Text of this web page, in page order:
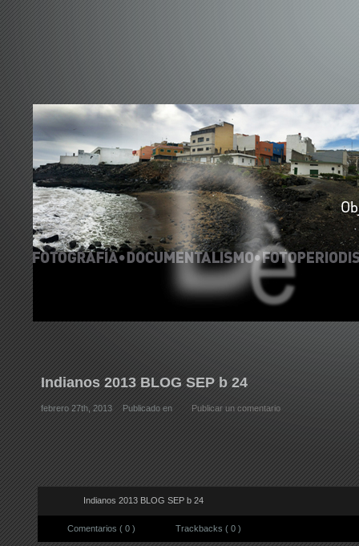
Indianos 2013 BLOG SEP b 24
febrero 27th, 2013 Publicado en Publicar un comentario
Indianos 2013 BLOG SEP b 24
Comentarios ( 0 ) Trackbacks ( 0 )